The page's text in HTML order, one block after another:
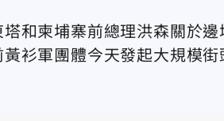
和柬埔寨前總理洪森關於
衫軍團體今天發起大規模